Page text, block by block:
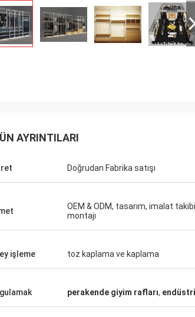
için bir showroom yapmayı
tasarım
yardım et.
ve çok
AYRINTILARI
Doğrudan Fabrika satışı
OEM & ODM, tasarım, imalat
montajı
işleme toz kaplama ve kaplama
perakende giyim rafları,